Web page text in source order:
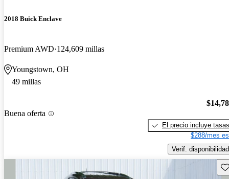
2018 Buick Enclave
Premium AWD 124,609 millas
Youngstown, OH
49 millas
Buena oferta
El precio incluye tasas
$288/mes
Verif. disponibilidad